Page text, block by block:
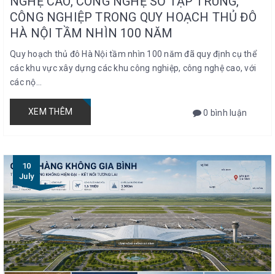
CÔNG NGHIỆP TRONG QUY HOẠCH THỦ ĐÔ
HÀ NỘI TẦM NHÌN 100 NĂM
Quy hoạch thủ đô Hà Nội tầm nhìn 100 năm đã quy định cụ thể
các khu vực xây dựng các khu công nghiệp, công nghệ cao, với
các nộ...
XEM THÊM 0 bình luận
10
July